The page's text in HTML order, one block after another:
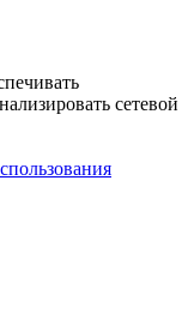
сетевой